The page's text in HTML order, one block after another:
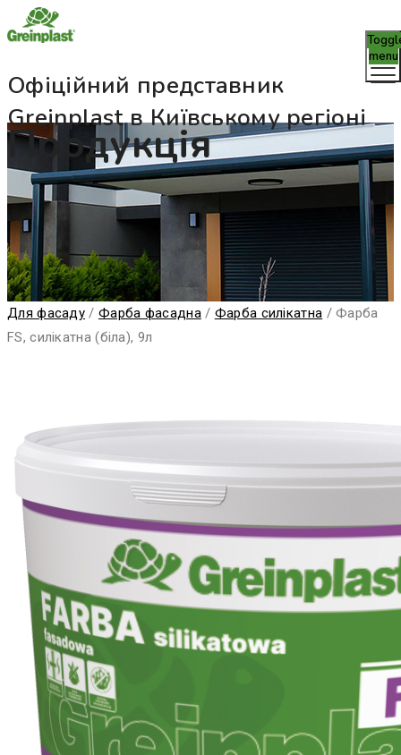
Офіційний представник
Greinplast в Київському регіоні
menu
Продукція
Для фасаду / Фарба фасадна/ Фарба силікатна /Фарба
FS, силікатна (біла), 9л